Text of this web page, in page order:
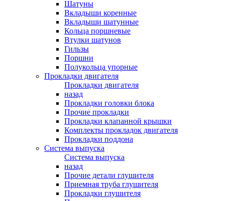
Шатуны
Вкладыши коренные
Вкладыши шатунные
Кольца поршневые
Втулки шатунов
Гильзы
Поршни
Полукольца упорные
Прокладки двигателя
Прокладки двигателя
назад
Прокладки головки блока
Прочие прокладки
Прокладки клапанной крышки
Комплекты прокладок двигателя
Прокладки поддона
Система выпуска
Система выпуска
назад
Прочие детали глушителя
Приемная труба глушителя
Прокладки глушителя